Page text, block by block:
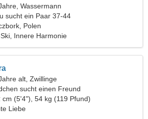
Wassermann
sucht ein Paar 37-44
Polen
Innere Harmonie
alt, Zwillinge
sucht einen Freund
cm (5'4"), 54 kg (119 Pfund)
Liebe